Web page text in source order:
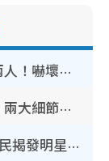
簡淑兒染金毛剪短頭髮氣質判若兩人！嚇壞老公麥大力都認唔出：「你做咩事？」
湯洛雯傳終於有好消息造人成功！兩大細節曝孕味極濃惹猜測：大肚婆先會咁！
8大最冇禮貌藝人名單被瘋傳！網民揭發明星真面目 一致數臭呢位係無品天花板？